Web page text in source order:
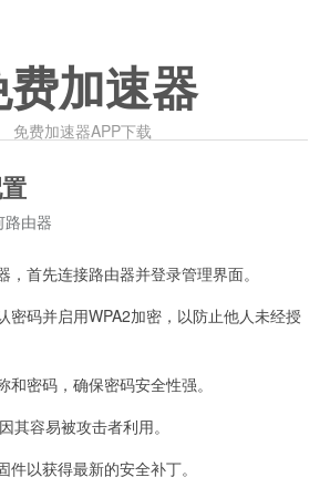
费加速器
免费加速器APP下载
路由器
首先连接路由器并登录管理界面。
码并启用WPA2加密，以防止他人未经授
密码，确保密码安全性强。
容易被攻击者利用。
以获得最新的安全补丁。